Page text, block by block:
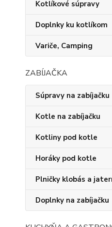
Kotlíkové súpravy
Doplnky ku kotlíkom
Variče, Camping
ZABÍJAČKA
Súpravy na zabíjačku
Kotle na zabíjačku
Kotliny pod kotle
Horáky pod kotle
Plničky klobás a
Doplnky na zabíjačku